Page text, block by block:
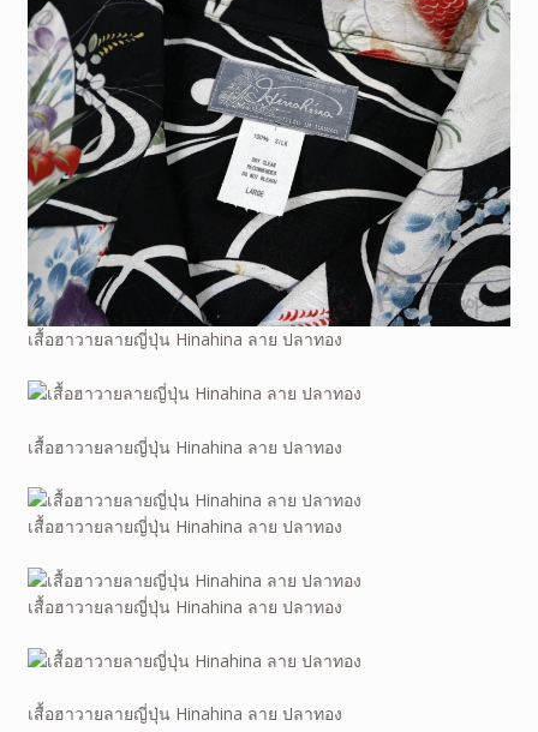
เสื้อฮาวายลายญี่ปุ่น Hinahina ลาย ปลาทอง
เสื้อฮาวายลายญี่ปุ่น Hinahina ลาย ปลาทอง
เสื้อฮาวายลายญี่ปุ่น Hinahina ลาย ปลาทอง
เสื้อฮาวายลายญี่ปุ่น Hinahina ลาย ปลาทอง
เสื้อฮาวายลายญี่ปุ่น Hinahina ลาย ปลาทอง